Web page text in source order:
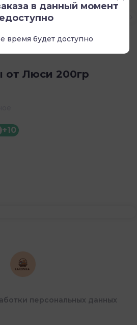
от Люси 200гр
+10
персональных данных
в данный момент
время будет доступно